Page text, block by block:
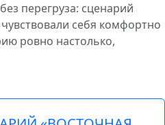
перегруза: сценарий
себя комфортно
ровно настолько,